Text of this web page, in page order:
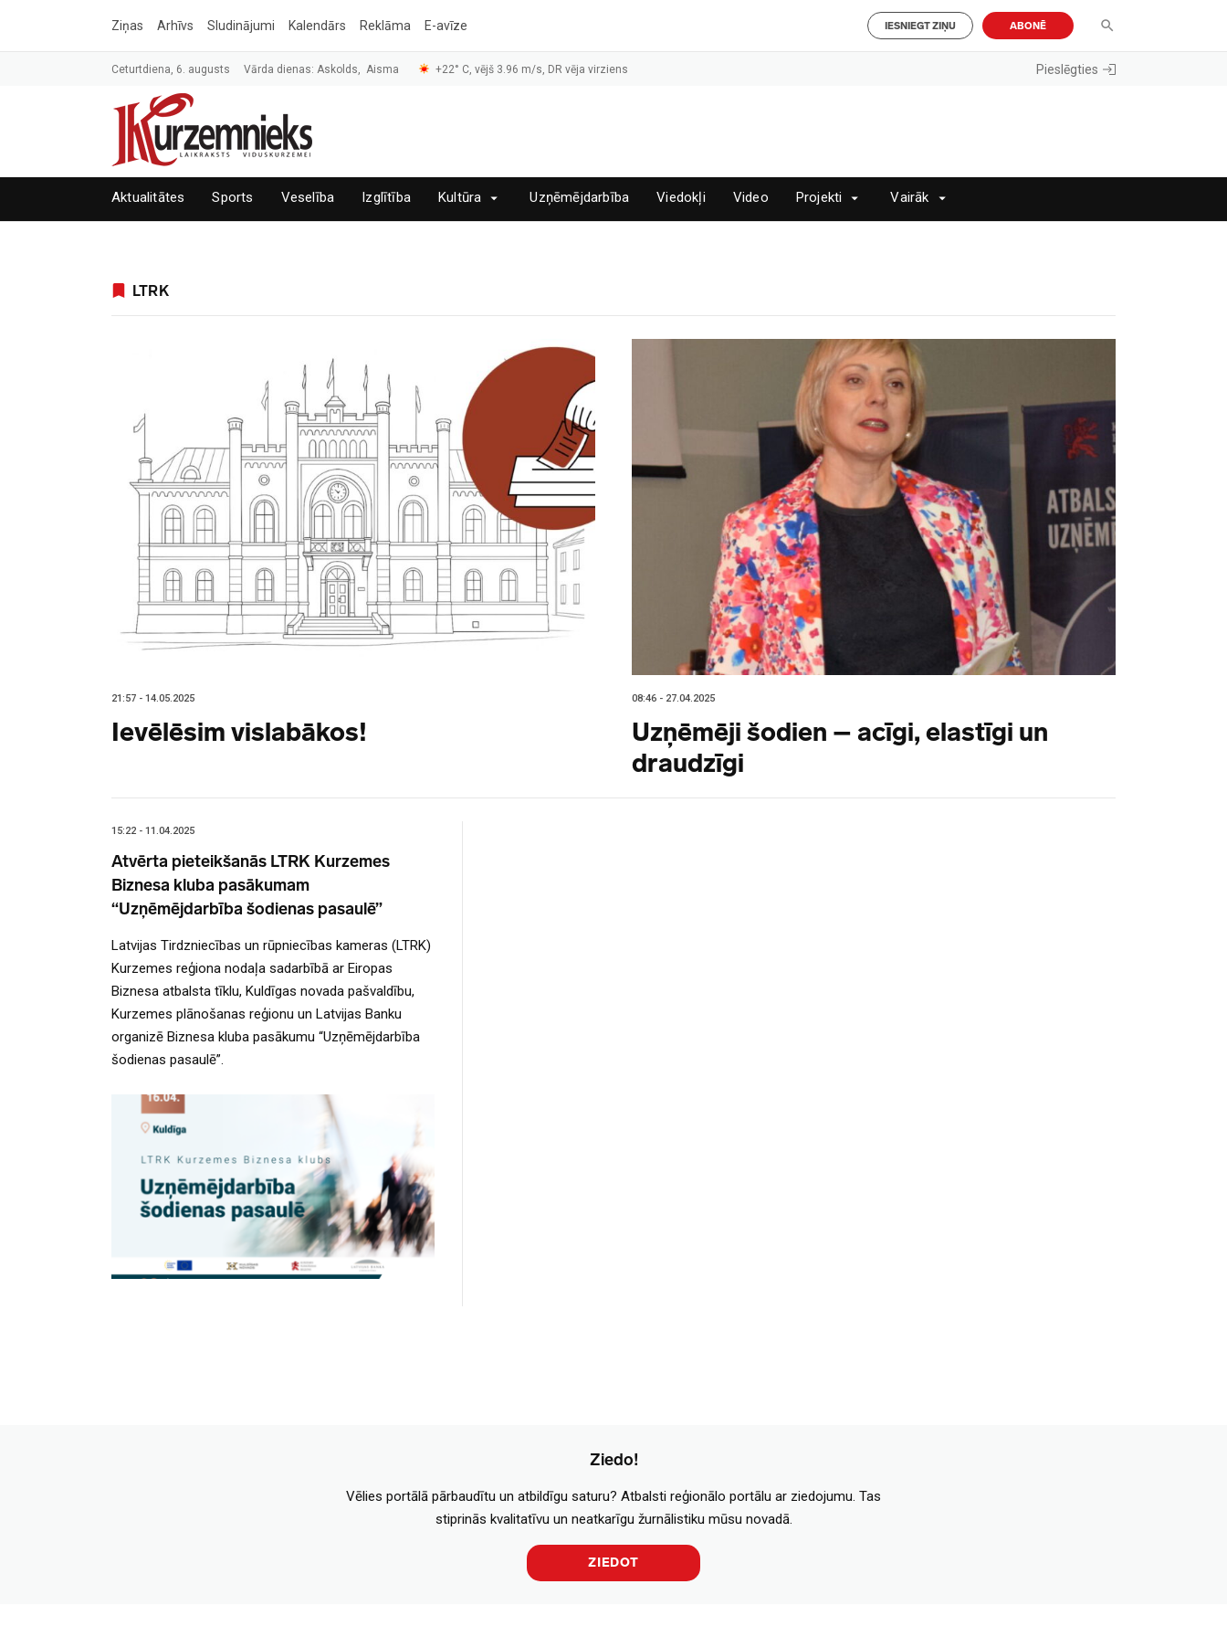
Ziņas Arhīvs Sludinājumi Kalendārs Reklāma E-avīze IESNIEGT ZIŅU ABONĒ
Ceturtdiena, 6. augusts Vārda dienas: Askolds, Aisma +22° C, vējš 3.96 m/s, DR vēja virziens Pieslēgties
Aktualitātes Sports Veselība Izglītība Kultūra Uzņēmējdarbība Viedokļi Video Projekti Vairāk
LTRK
21:57 - 14.05.2025
Ievēlēsim vislabākos!
08:46 - 27.04.2025
Uzņēmēji šodien – acīgi, elastīgi un
draudzīgi
15:22 - 11.04.2025
Atvērta pieteikšanās LTRK Kurzemes
Biznesa kluba pasākumam
“Uzņēmējdarbība šodienas pasaulē”
Latvijas Tirdzniecības un rūpniecības kameras (LTRK)
Kurzemes reģiona nodaļa sadarbībā ar Eiropas
Biznesa atbalsta tīklu, Kuldīgas novada pašvaldību,
Kurzemes plānošanas reģionu un Latvijas Banku
organizē Biznesa kluba pasākumu “Uzņēmējdarbība
šodienas pasaulē”.
Ziedo!
Vēlies portālā pārbaudītu un atbildīgu saturu? Atbalsti reģionālo portālu ar ziedojumu. Tas
stiprinās kvalitatīvu un neatkarīgu žurnālistiku mūsu novadā.
ZIEDOT